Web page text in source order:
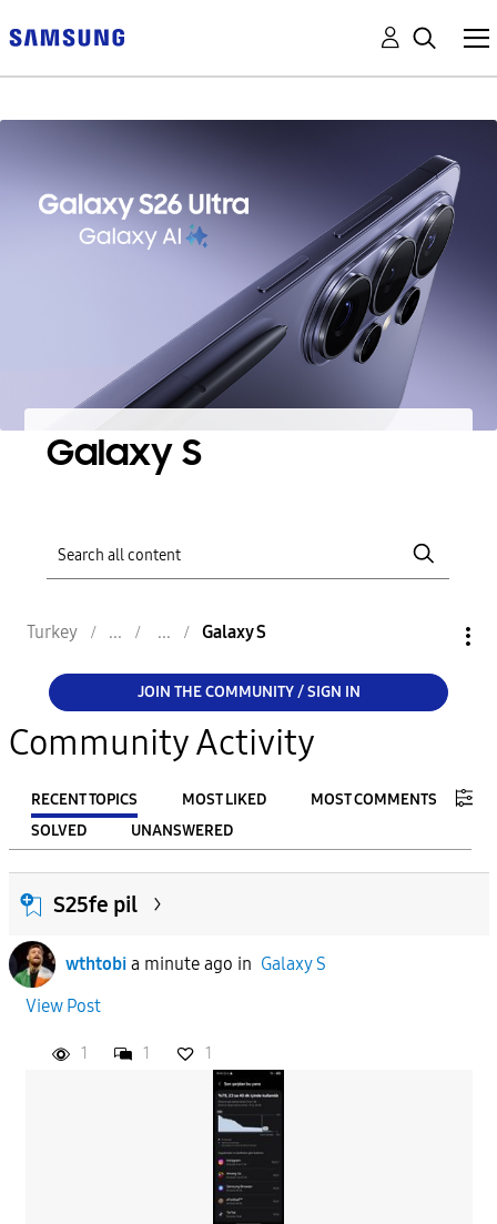
Galaxy S
Turkey Galaxy S
JOIN THE COMMUNITY / SIGN IN
Community Activity
RECENT TOPICS MOST LIKED
MOST COMMENTS
SOLVED
UNANSWERED
FILTER:
From
To
S25fe pil
wthtobi a minute ago in Galaxy S
View Post
1 1 1